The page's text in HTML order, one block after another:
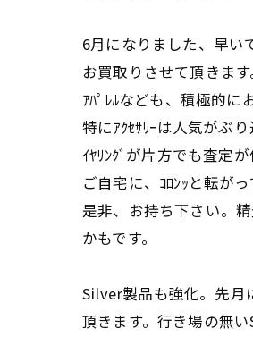
6月になりました、早い
お買取りさせて頂きます
ｱﾊﾟﾚﾙなども、積極的に
特にｱｸｾｻﾘｰは人気がぶ
ｲﾔﾘﾝｸﾞが片方でも査定
ご自宅に、ｺﾛﾝｯと転が
是非、お持ち下さい。
かもです。
Silver製品も強化。先月
頂きます。行き場の無